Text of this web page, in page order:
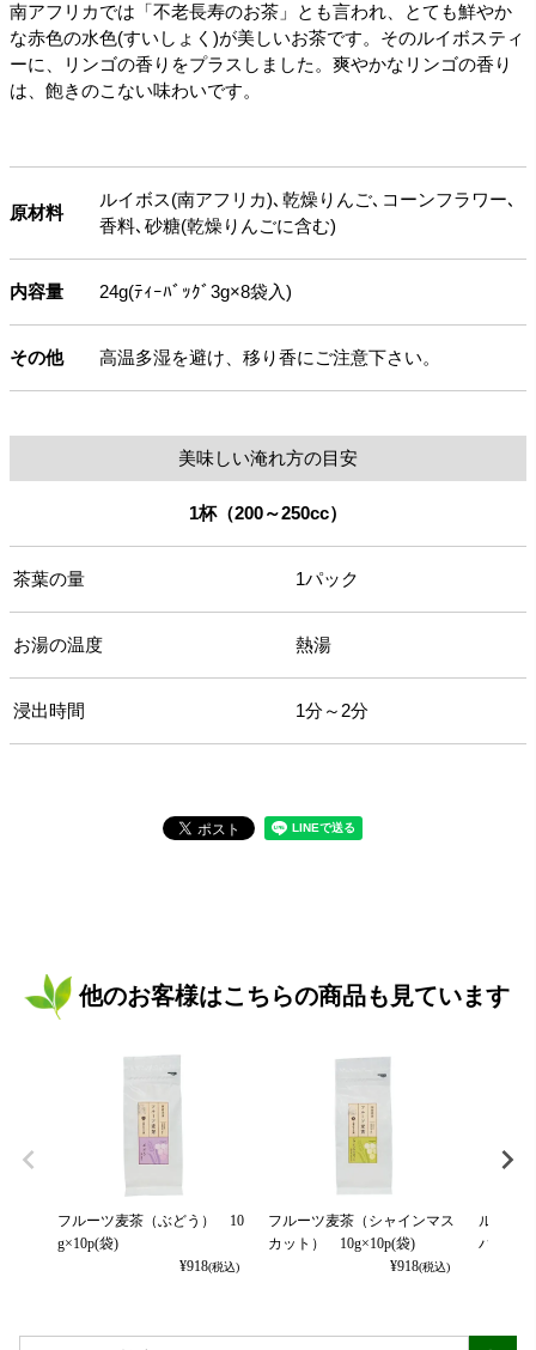
南アフリカでは「不老長寿のお茶」とも言われ、とても鮮やか
な赤色の水色(すいしょく)が美しいお茶です。そのルイボスティ
ーに、リンゴの香りをプラスしました。爽やかなリンゴの香り
は、飽きのこない味わいです。
原材料
ルイボス(南アフリカ)､乾燥りんご､コーンフラワー､
香料､砂糖(乾燥りんごに含む)
内容量 24g(ﾃｨｰﾊﾞｯｸﾞ3g×8袋入)
その他 高温多湿を避け、移り香にご注意下さい。
美味しい淹れ方の目安
1杯（200～250cc）
茶葉の量 1パック
お湯の温度 熱湯
浸出時間 1分～2分
他のお客様はこちらの商品も見ています
フルーツ麦茶（ぶどう） 10
g×10p(袋)
¥918(税込)
フルーツ麦茶（シャインマス
カット） 10g×10p(袋)
¥918(税込)
ルイボ
バッグ